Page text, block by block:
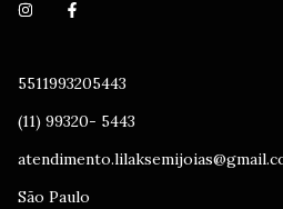
5511993205443
(11) 99320- 5443
São Paulo